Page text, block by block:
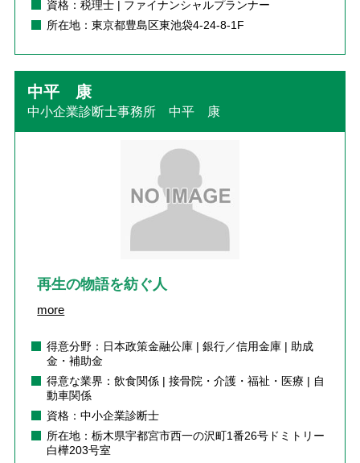
資格：税理士 | ファイナンシャルプランナー
所在地：東京都豊島区東池袋4-24-8-1F
中平 康
中小企業診断士事務所 中平 康
再生の物語を紡ぐ人
more
得意分野：日本政策金融公庫 | 銀行／信用金庫 | 助成
金・補助金
得意な業界：飲食関係 | 接骨院・介護・福祉・医療 | 自
動車関係
資格：中小企業診断士
所在地：栃木県宇都宮市西一の沢町1番26号ドミトリー
白樺203号室